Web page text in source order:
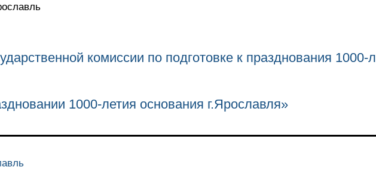
комиссии по подготовке к празднования 1000-
1000-летия основания г.Ярославля»